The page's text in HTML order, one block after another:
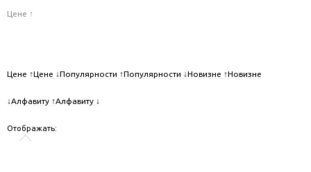
Цене ↑
Цене ↑Цене ↓Популярности ↑Популярности ↓Новизне ↑Новизне
↓Алфавиту ↑Алфавиту ↓
Отображать: